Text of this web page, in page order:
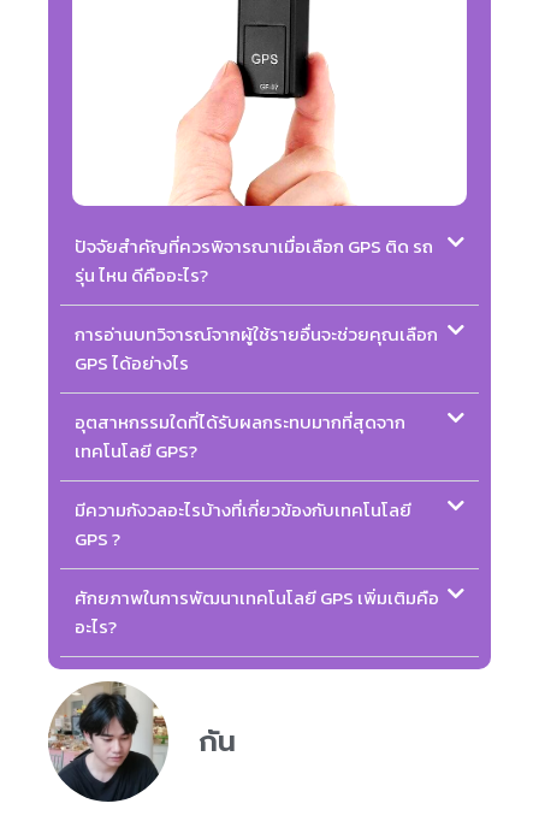
ปัจจัยสำคัญที่ควรพิจารณาเมื่อเลือก GPS ติด รถ
รุ่น ไหน ดีคืออะไร?
การอ่านบทวิจารณ์จากผู้ใช้รายอื่นจะช่วยคุณเลือก
GPS ได้อย่างไร
อุตสาหกรรมใดที่ได้รับผลกระทบมากที่สุดจาก
เทคโนโลยี GPS?
มีความกังวลอะไรบ้างที่เกี่ยวข้องกับเทคโนโลยี
GPS ?
ศักยภาพในการพัฒนาเทคโนโลยี GPS เพิ่มเติมคือ
อะไร?
กัน